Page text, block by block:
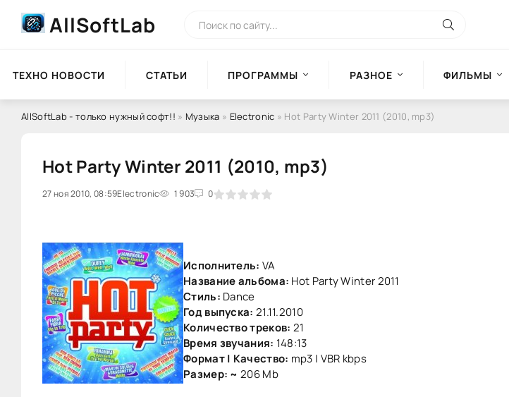
AllSoftLab
ТЕХНО НОВОСТИ СТАТЬИ ПРОГРАММЫ РАЗНОЕ ФИЛЬМЫ
AllSoftLab - только нужный софт!! » Музыка » Electronic » Hot Party Winter 2011 (2010, mp3)
Hot Party Winter 2011 (2010, mp3)
27 ноя 2010, 08:59Electronic 1 903 0
0 1 2 3 4 5
Исполнитель: VA
Название альбома: Hot Party Winter 2011
Стиль: Dance
Год выпуска: 21.11.2010
Количество треков: 21
Время звучания: 148:13
Формат | Качество: mp3 | VBR kbps
Размер: ~ 206 Mb